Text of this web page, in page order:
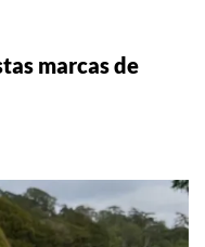
marcas de